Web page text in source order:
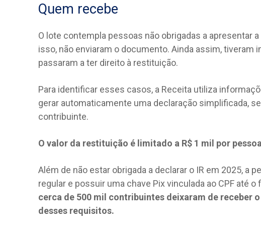
Quem recebe
O lote contempla pessoas não obrigadas a apresentar
isso, não enviaram o documento. Ainda assim, tiveram
passaram a ter direito à restituição.
Para identificar esses casos, a Receita utiliza
gerar automaticamente uma declaração simplificada,
contribuinte.
O valor da restituição é limitado a R$ 1 mil por
Além de não estar obrigada a declarar o IR em 2025, a
regular e possuir uma chave Pix vinculada ao CPF até
cerca de 500 mil contribuintes deixaram de receber o
desses requisitos.